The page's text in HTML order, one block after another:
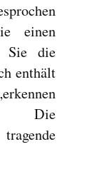
einen
Sie die
enthält
Die